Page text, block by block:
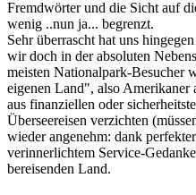
Fremdwörter und die Sicht auf
wenig ..nun ja... begrenzt.
Sehr überrascht hat uns
wir doch in der absoluten
meisten Nationalpark-Besucher
eigenen Land", also Amerikaner
aus finanziellen oder
Überseereisen verzichten
wieder angenehm: dank
verinnerlichtem Service-
bereisenden Land.